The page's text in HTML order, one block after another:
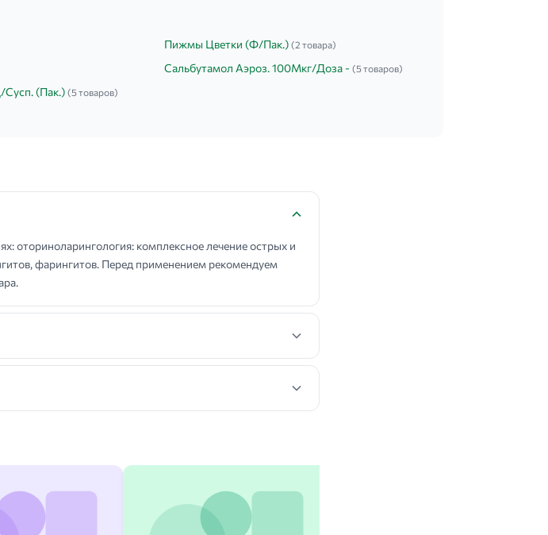
Пижмы Цветки (Ф/Пак.) (2 товара)
Сальбутамол Аэроз. 100Мкг/Доза - (5 товаров)
(Пак.) (5 товаров)
комплексное лечение острых и
фарингитов. Перед применением рекомендуем